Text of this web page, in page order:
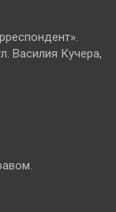
Василия Кучера,